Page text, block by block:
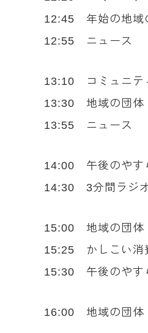
12:45 年始の地域
12:55 ニュース
13:10 コミュニテ
13:30 地域の団体
13:55 ニュース
14:00 午後のやす
14:30 3分間ラジ
15:00 地域の団体
15:25 かしこい消
15:30 午後のやす
16:00 地域の団体